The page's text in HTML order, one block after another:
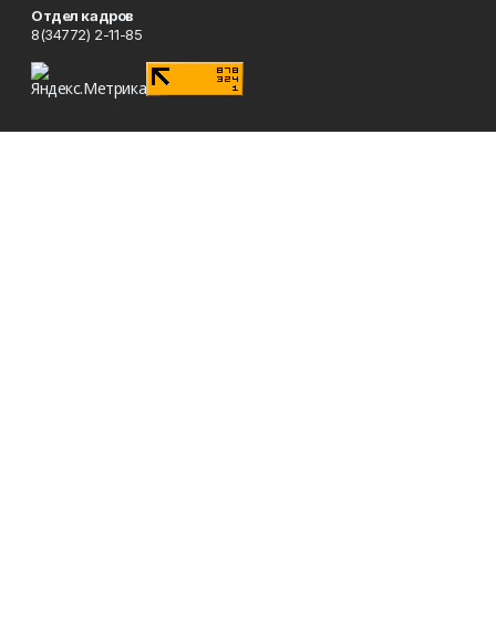
Отдел кадров
8(34772) 2-11-85